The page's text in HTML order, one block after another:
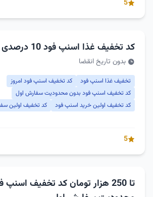
5
کد تخفیف غذا اسنپ فود 10 درصدی
بدون تاریخ انقضا
تخفیف غذا اسنپ فود
کد تخفیف اسنپ فود امروز
کد تخفیف اسنپ فود بدون محدودیت سفارش اول
کد تخفیف اولین خرید اسنپ فود
کد تخفیف اولین
5
تا 250 هزار تومان کد تخفیف